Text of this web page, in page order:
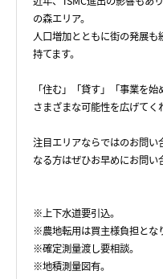
の森エリア。
人口増加とともに街の発展
持てます。
「住む」「貸す」「事業を
さまざまな可能性を広げてく
注目エリアならではのお問
なる方はぜひお早めにお問い
※上下水道要引込。
※農地転用は買主様負担とな
※確定測量渡し要相談。
※地積測量図有。